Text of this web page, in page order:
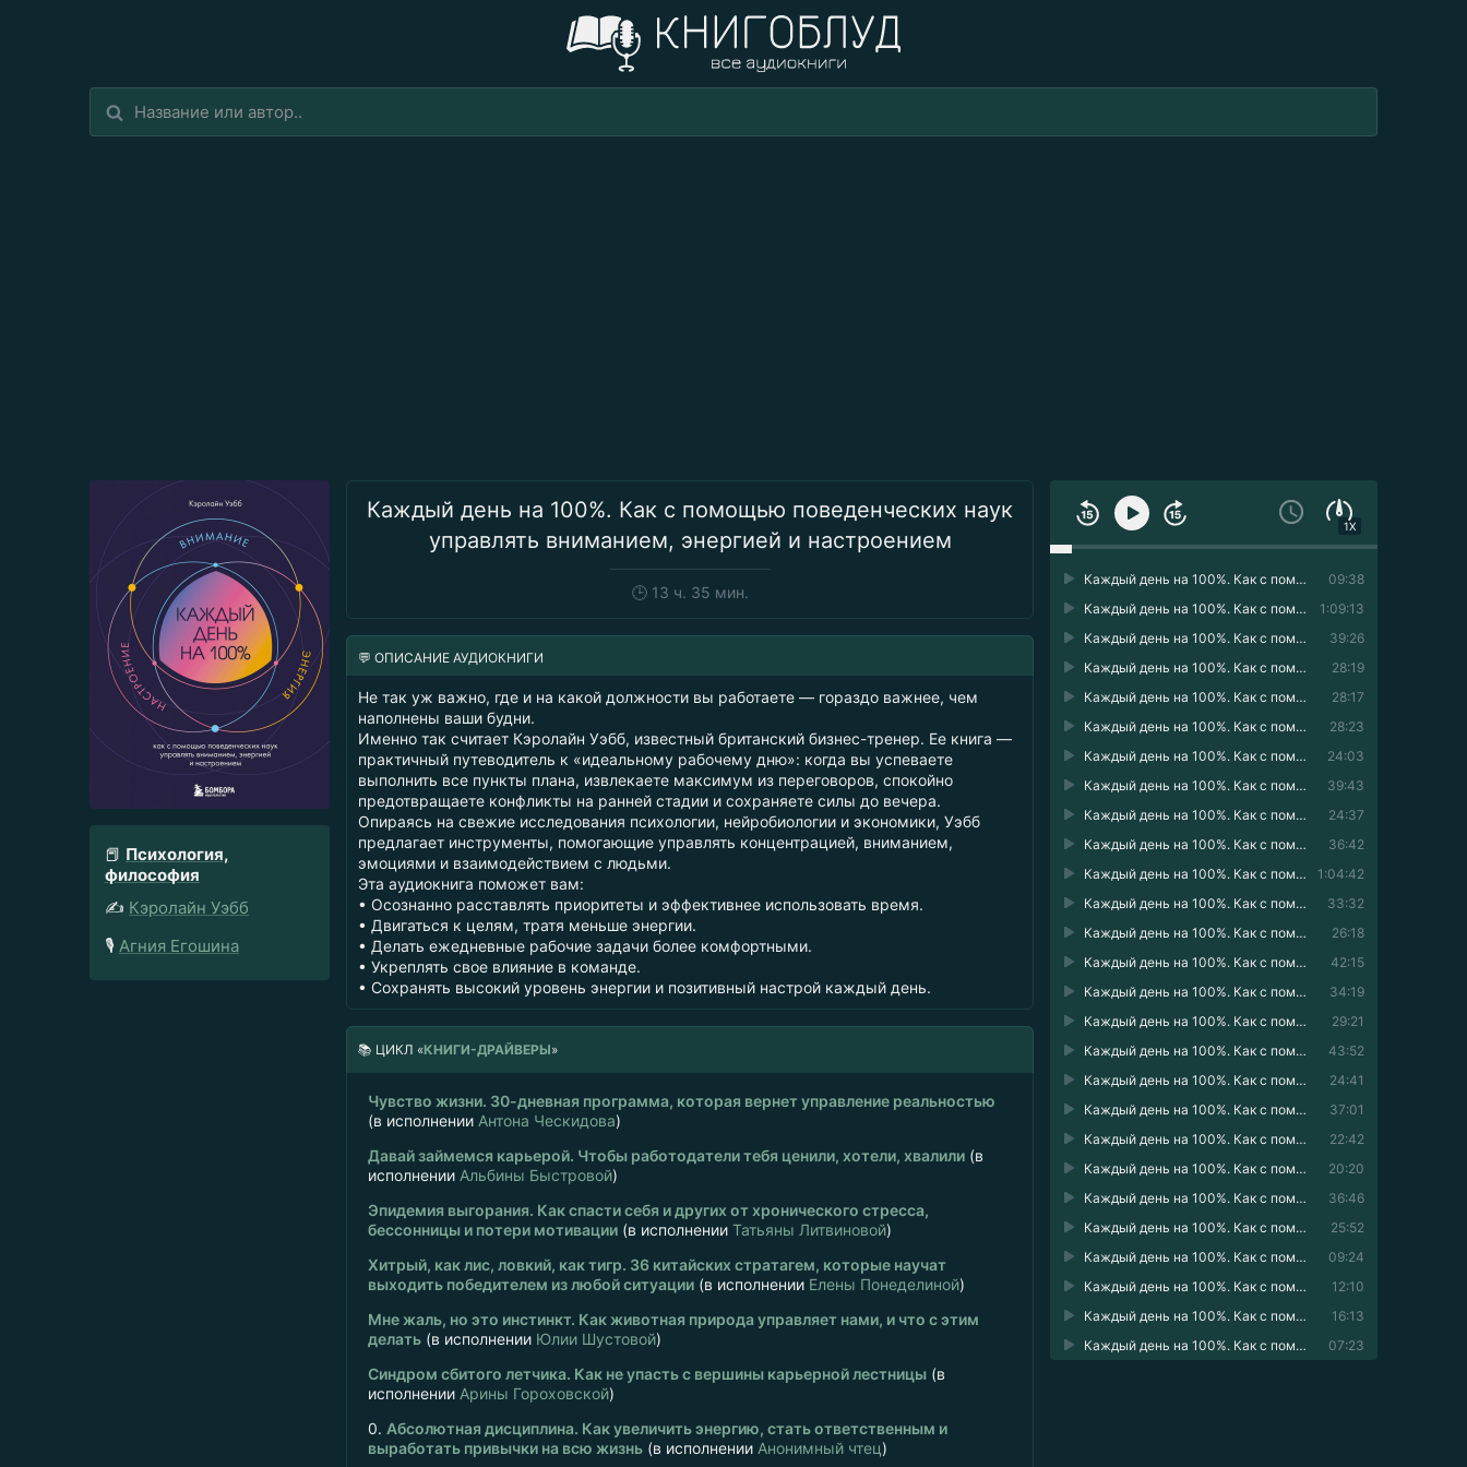
Каждый день на 100%. Как с помощью поведенческих наук
управлять вниманием, энергией и настроением
🕒13 ч. 35 мин.
📕 Психология,
философия
✍️ Кэролайн Уэбб
🎙️ Агния Егошина
1X
09:38
Каждый день на 100%. Как с помощью поведенческих наук управлять вниманием, энергией и настроением 01
1:09:13
Каждый день на 100%. Как с помощью поведенческих наук управлять вниманием, энергией и настроением 02
39:26
Каждый день на 100%. Как с помощью поведенческих наук управлять вниманием, энергией и настроением 03
28:19
Каждый день на 100%. Как с помощью поведенческих наук управлять вниманием, энергией и настроением 04
28:17
Каждый день на 100%. Как с помощью поведенческих наук управлять вниманием, энергией и настроением 05
28:23
Каждый день на 100%. Как с помощью поведенческих наук управлять вниманием, энергией и настроением 06
24:03
Каждый день на 100%. Как с помощью поведенческих наук управлять вниманием, энергией и настроением 07
39:43
Каждый день на 100%. Как с помощью поведенческих наук управлять вниманием, энергией и настроением 08
24:37
Каждый день на 100%. Как с помощью поведенческих наук управлять вниманием, энергией и настроением 09
36:42
Каждый день на 100%. Как с помощью поведенческих наук управлять вниманием, энергией и настроением 10
1:04:42
Каждый день на 100%. Как с помощью поведенческих наук управлять вниманием, энергией и настроением 11
33:32
Каждый день на 100%. Как с помощью поведенческих наук управлять вниманием, энергией и настроением 12
26:18
Каждый день на 100%. Как с помощью поведенческих наук управлять вниманием, энергией и настроением 13
42:15
Каждый день на 100%. Как с помощью поведенческих наук управлять вниманием, энергией и настроением 14
34:19
Каждый день на 100%. Как с помощью поведенческих наук управлять вниманием, энергией и настроением 15
29:21
Каждый день на 100%. Как с помощью поведенческих наук управлять вниманием, энергией и настроением 16
43:52
Каждый день на 100%. Как с помощью поведенческих наук управлять вниманием, энергией и настроением 17
24:41
Каждый день на 100%. Как с помощью поведенческих наук управлять вниманием, энергией и настроением 18
37:01
Каждый день на 100%. Как с помощью поведенческих наук управлять вниманием, энергией и настроением 19
22:42
Каждый день на 100%. Как с помощью поведенческих наук управлять вниманием, энергией и настроением 20
20:20
Каждый день на 100%. Как с помощью поведенческих наук управлять вниманием, энергией и настроением 21
36:46
Каждый день на 100%. Как с помощью поведенческих наук управлять вниманием, энергией и настроением 22
25:52
Каждый день на 100%. Как с помощью поведенческих наук управлять вниманием, энергией и настроением 23
09:24
Каждый день на 100%. Как с помощью поведенческих наук управлять вниманием, энергией и настроением 24
12:10
Каждый день на 100%. Как с помощью поведенческих наук управлять вниманием, энергией и настроением 25
16:13
Каждый день на 100%. Как с помощью поведенческих наук управлять вниманием, энергией и настроением 26
07:23
Каждый день на 100%. Как с помощью поведенческих наук управлять вниманием, энергией и настроением 27
💬 ОПИСАНИЕ АУДИОКНИГИ
Не так уж важно, где и на какой должности вы работаете — гораздо важнее, чем
наполнены ваши будни.
Именно так считает Кэролайн Уэбб, известный британский бизнес-тренер. Ее книга —
практичный путеводитель к «идеальному рабочему дню»: когда вы успеваете
выполнить все пункты плана, извлекаете максимум из переговоров, спокойно
предотвращаете конфликты на ранней стадии и сохраняете силы до вечера.
Опираясь на свежие исследования психологии, нейробиологии и экономики, Уэбб
предлагает инструменты, помогающие управлять концентрацией, вниманием,
эмоциями и взаимодействием с людьми.
Эта аудиокнига поможет вам:
• Осознанно расставлять приоритеты и эффективнее использовать время.
• Двигаться к целям, тратя меньше энергии.
• Делать ежедневные рабочие задачи более комфортными.
• Укреплять свое влияние в команде.
• Сохранять высокий уровень энергии и позитивный настрой каждый день.
📚 ЦИКЛ «КНИГИ-ДРАЙВЕРЫ»
Чувство жизни. 30-дневная программа, которая вернет управление реальностью
(в исполнении Антона Ческидова)
Давай займемся карьерой. Чтобы работодатели тебя ценили, хотели, хвалили (в
исполнении Альбины Быстровой)
Эпидемия выгорания. Как спасти себя и других от хронического стресса,
бессонницы и потери мотивации (в исполнении Татьяны Литвиновой)
Хитрый, как лис, ловкий, как тигр. 36 китайских стратагем, которые научат
выходить победителем из любой ситуации (в исполнении Елены Понеделиной)
Мне жаль, но это инстинкт. Как животная природа управляет нами, и что с этим
делать (в исполнении Юлии Шустовой)
Синдром сбитого летчика. Как не упасть с вершины карьерной лестницы (в
исполнении Арины Гороховской)
0. Абсолютная дисциплина. Как увеличить энергию, стать ответственным и
выработать привычки на всю жизнь (в исполнении Анонимный чтец)